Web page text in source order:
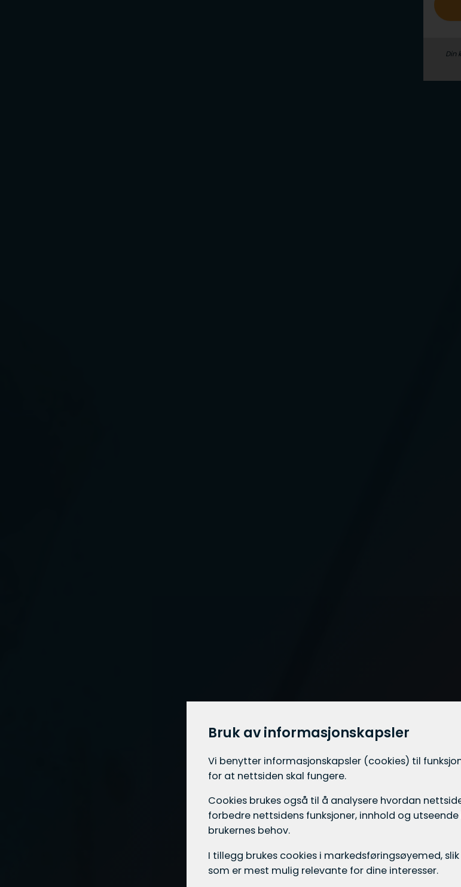
Din
Bruk av informasjonskapsler
Vi benytter informasjons­kapsler (cookies) til
for at nettsiden skal fungere.
Cookies brukes også til å analysere hvordan
forbedre nettsidens funksjoner, innhold og
brukernes behov.
I tillegg brukes cookies i markedsførings­øyemed,
som er mest mulig relevante for dine interesser.